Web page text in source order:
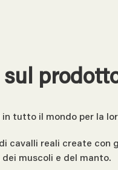
in tutto il mondo per la
cavalli reali create
muscoli e del manto.